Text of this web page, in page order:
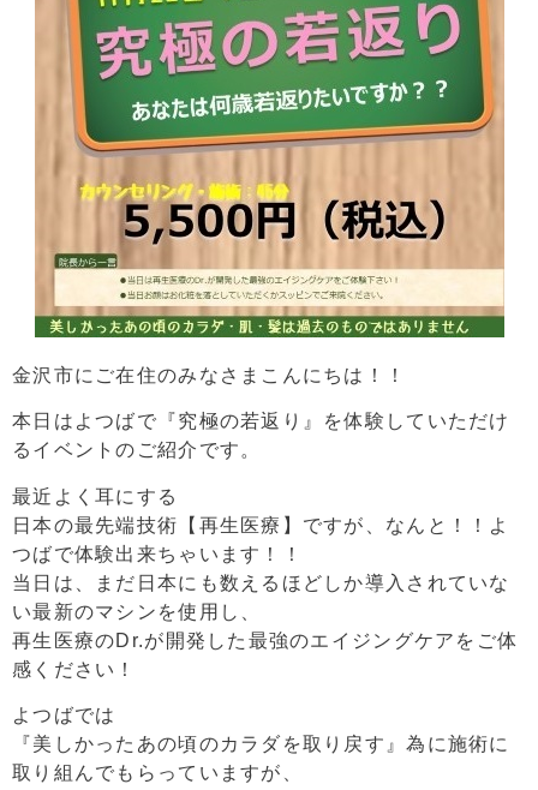
金沢市にご在住のみなさまこんにちは！！
本日はよつばで『究極の若返り』を体験していただけ
るイベントのご紹介です。
最近よく耳にする
日本の最先端技術【再生医療】ですが、なんと！！よ
つばで体験出来ちゃいます！！
当日は、まだ日本にも数えるほどしか導入されていな
い最新のマシンを使用し、
再生医療のDr.が開発した最強のエイジングケアをご体
感ください！
よつばでは
『美しかったあの頃のカラダを取り戻す』為に施術に
取り組んでもらっていますが、